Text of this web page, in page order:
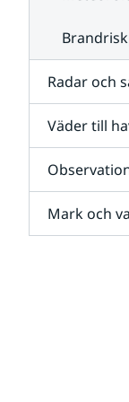
Radar och
Väder till
Mark och